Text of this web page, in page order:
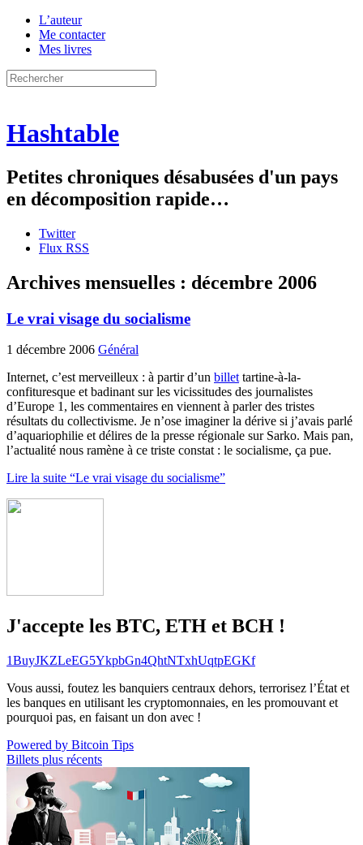
L’auteur
Me contacter
Mes livres
Hashtable
Petites chroniques désabusées d'un pays
en décomposition rapide…
Twitter
Flux RSS
Archives mensuelles : décembre 2006
Le vrai visage du socialisme
1 décembre 2006 Général
Internet, c’est merveilleux : à partir d’un billet tartine-à-la-
confituresque et badinant sur les vicissitudes des journalistes
d’Europe 1, les commentaires en viennent à parler des tristes
résultats du collectivisme. Je n’ose imaginer la dérive si j’avais parlé
d’aquariophilie et délires de la presse régionale sur Sarko. Mais pan,
l’actualité nous ramène à ce triste constat : le socialisme, ça pue.
Lire la suite “Le vrai visage du socialisme”
J'accepte les BTC, ETH et BCH !
1BuyJKZLeEG5YkpbGn4QhtNTxhUqtpEGKf
Vous aussi, foutez les banquiers centraux dehors, terrorisez l’État et
les banques en utilisant les cryptomonnaies, en les promouvant et
pourquoi pas, en faisant un don avec !
Powered by Bitcoin Tips
Billets plus récents